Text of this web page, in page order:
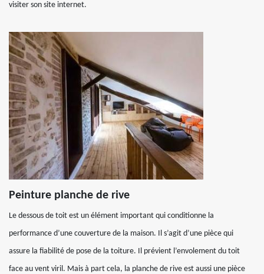
visiter son site internet.
Peinture planche de rive
Le dessous de toit est un élément important qui conditionne la
performance d’une couverture de la maison. Il s’agit d’une pièce qui
assure la fiabilité de pose de la toiture. Il prévient l’envolement du toit
face au vent viril. Mais à part cela, la planche de rive est aussi une pièce